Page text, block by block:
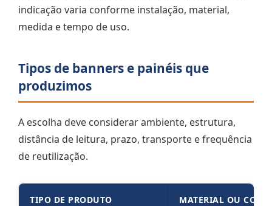
indicação varia conforme instalação, material,
medida e tempo de uso.
Tipos de banners e painéis que
produzimos
A escolha deve considerar ambiente, estrutura,
distância de leitura, prazo, transporte e frequência
de reutilização.
TIPO DE PRODUTO MATERIAL OU